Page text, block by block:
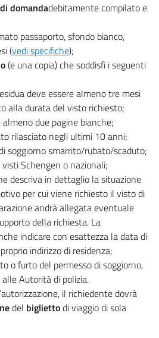
domandadebitamente compilato e
passaporto, sfondo bianco,
(vedi specifiche);
(e una copia) che soddisfi i seguenti
deve essere almeno tre mesi
alla durata del visto richiesto;
due pagine bianche;
rilasciato negli ultimi 10 anni;
soggiorno smarrito/rubato/scaduto;
Schengen o nazionali;
descriva in dettaglio la situazione
per cui viene richiesto il visto di
andrà allegata eventuale
della richiesta. La
indicare con esattezza la data di
indirizzo di residenza;
o furto del permesso di soggiorno,
alle Autorità di polizia.
il richiedente dovrà
del bigliettodi viaggio di sola